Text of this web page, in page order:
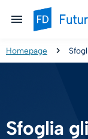
Homepage
Sfoglia